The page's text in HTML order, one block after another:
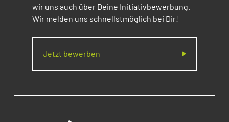
wir uns auch über Deine Initiativbewerbung.
Wir melden uns schnellstmöglich bei Dir!
Jetzt bewerben